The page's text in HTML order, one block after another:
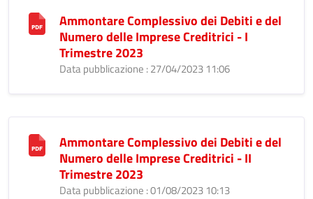
Ammontare Complessivo dei Debiti e del
Numero delle Imprese Creditrici - I
Trimestre 2023
Data pubblicazione : 27/04/2023 11:06
Ammontare Complessivo dei Debiti e del
Numero delle Imprese Creditrici - II
Trimestre 2023
Data pubblicazione : 01/08/2023 10:13